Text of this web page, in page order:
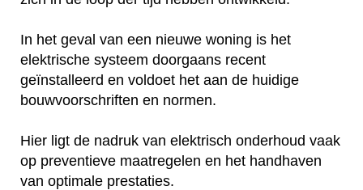
In het geval van een nieuwe woning is het
elektrische systeem doorgaans recent
geïnstalleerd en voldoet het aan de huidige
bouwvoorschriften en normen.
Hier ligt de nadruk van elektrisch onderhoud vaak
op preventieve maatregelen en het handhaven
van optimale prestaties.